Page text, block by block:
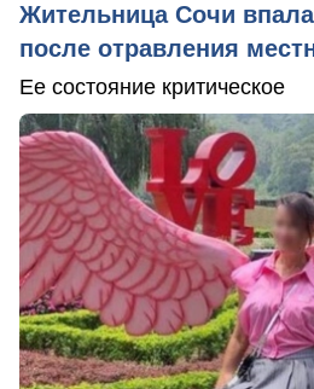
Жительница Сочи
после отравления
Ее состояние критическое